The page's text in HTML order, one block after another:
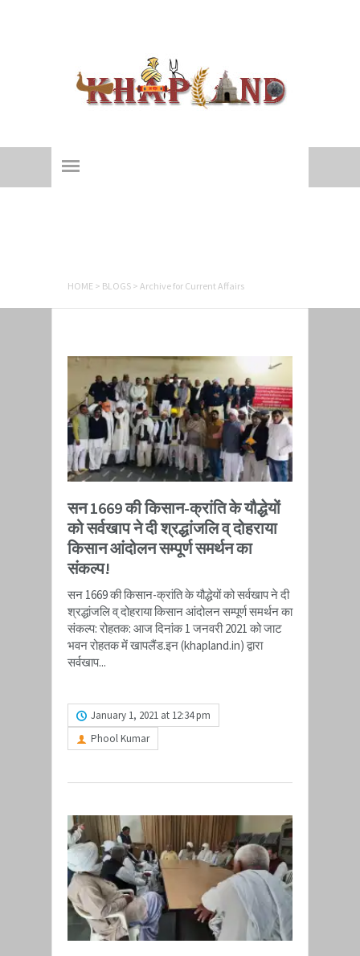
HOME > BLOGS > Archive for Current Affairs
सन 1669 की किसान-क्रांति के यौद्धेयों
को सर्वखाप ने दी श्रद्धांजलि व् दोहराया
किसान आंदोलन सम्पूर्ण समर्थन का
संकल्प!
सन 1669 की किसान-क्रांति के यौद्धेयों को सर्वखाप ने दी
श्रद्धांजलि व् दोहराया किसान आंदोलन सम्पूर्ण समर्थन का
संकल्प: रोहतक: आज दिनांक 1 जनवरी 2021 को जाट
भवन रोहतक में खापलैंड.इन​ (khapland.in) द्वारा
सर्वखाप...
January 1, 2021 at 12:34 pm
Phool Kumar